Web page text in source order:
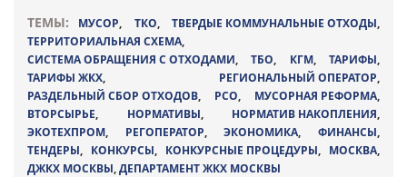
ТЕМЫ: МУСОР, ТКО, ТВЕРДЫЕ КОММУНАЛЬНЫЕ ОТХОДЫ,
ТЕРРИТОРИАЛЬНАЯ СХЕМА,
СИСТЕМА ОБРАЩЕНИЯ С ОТХОДАМИ,ТБО, КГМ,ТАРИФЫ,
ТАРИФЫ ЖКХ, РЕГИОНАЛЬНЫЙ ОПЕРАТОР,
РАЗДЕЛЬНЫЙ СБОР ОТХОДОВ, РСО, МУСОРНАЯ РЕФОРМА,
ВТОРСЫРЬЕ, НОРМАТИВЫ, НОРМАТИВ НАКОПЛЕНИЯ,
ЭКОТЕХПРОМ, РЕГОПЕРАТОР,ЭКОНОМИКА,ФИНАНСЫ,
ТЕНДЕРЫ, КОНКУРСЫ, КОНКУРСНЫЕ ПРОЦЕДУРЫ, МОСКВА,
ДЖКХ МОСКВЫ,ДЕПАРТАМЕНТ ЖКХ МОСКВЫ